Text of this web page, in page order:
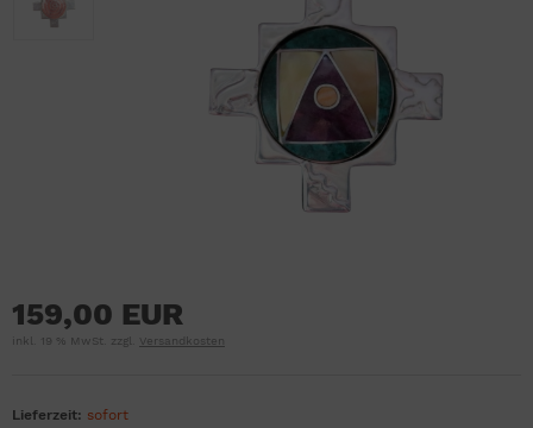
159,00 EUR
inkl. 19 % MwSt. zzgl. Versandkosten
Lieferzeit: sofort